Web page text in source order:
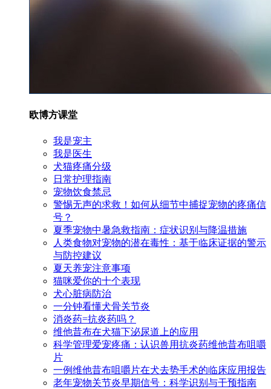
欧博方课堂
我是宠主
我是医生
犬猫疼痛分级
日常护理指南
宠物饮食禁忌
警惕无声的求救！如何从细节中捕捉宠物的疼痛信
号？
夏季宠物中暑急救指南：症状识别与降温措施
人类食物对宠物的潜在毒性：基于临床证据的警示
与防控建议
夏天养宠注意事项
猫咪爱你的十个表现
犬心脏病防治
一分钟看懂犬骨关节炎
消炎药=抗炎药吗？
维他昔布在犬猫下泌尿道上的应用
科学管理爱宠疼痛：认识兽用抗炎药维他昔布咀嚼
片
一例维他昔布咀嚼片在犬去势手术的临床应用报告
老年宠物关节炎早期信号：科学识别与干预指南